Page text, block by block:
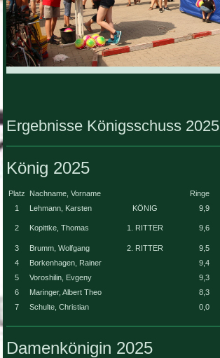
Ergebnisse Königsschuss 2025
König 2025
Platz Nachname, Vorname Ringe
1
Lehmann, Karsten KÖNIG 9,9
2 Kopittke, Thomas 1. RITTER 9,6
3
Brumm, Wolfgang 2. RITTER 9,5
4
Borkenhagen, Rainer 9,4
5
Voroshilin, Evgeny 9,3
6
Maringer, Albert Theo 8,3
7
Schulte, Christian 0,0
Damenkönigin 2025